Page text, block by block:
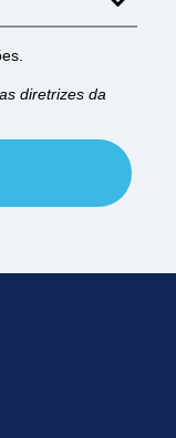
diretrizes da